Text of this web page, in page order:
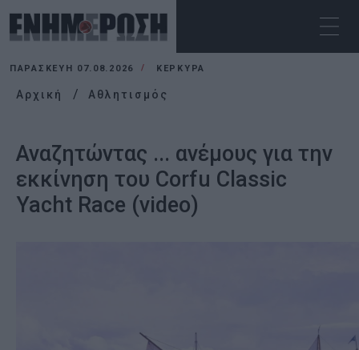
ΠΑΡΑΣΚΕΥΉ 07.08.2026 ΚΕΡΚΥΡΑ
Αρχική Αθλητισμός
Αναζητώντας ... ανέμους για την
εκκίνηση του Corfu Classic
Yacht Race (video)